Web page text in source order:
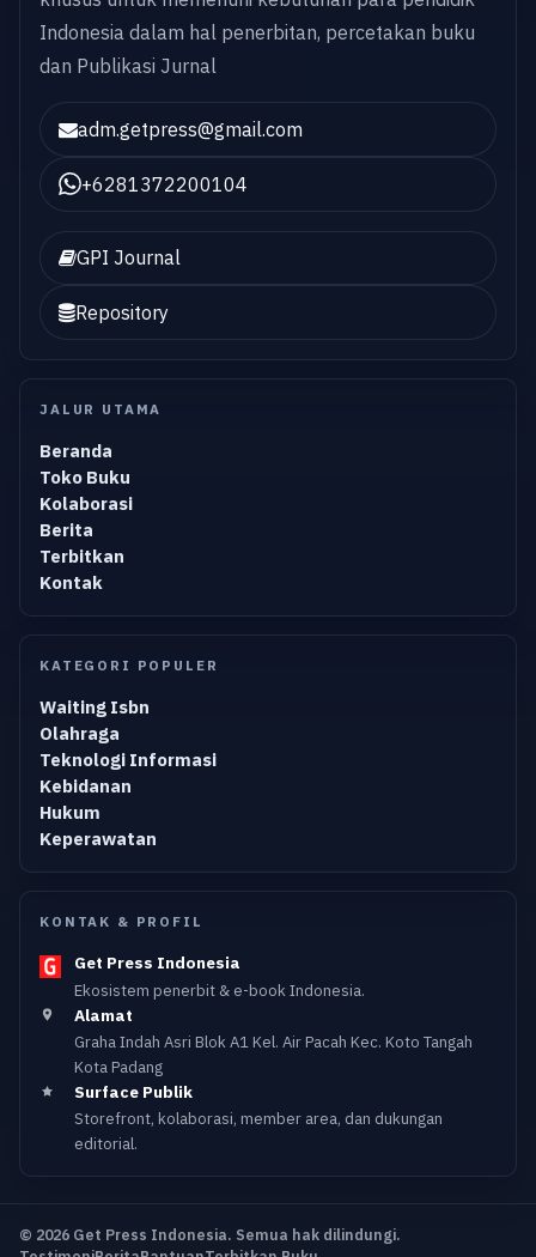
Indonesia dalam hal penerbitan, percetakan buku
dan Publikasi Jurnal
adm.getpress@gmail.com
+6281372200104
GPI Journal
Repository
JALUR UTAMA
Beranda
Toko Buku
Kolaborasi
Berita
Terbitkan
Kontak
KATEGORI POPULER
Waiting Isbn
Olahraga
Teknologi Informasi
Kebidanan
Hukum
Keperawatan
KONTAK & PROFIL
Get Press Indonesia
Ekosistem penerbit & e-book Indonesia.
Alamat
Graha Indah Asri Blok A1 Kel. Air Pacah Kec. Koto Tangah
Kota Padang
Surface Publik
Storefront, kolaborasi, member area, dan dukungan
editorial.
© 2026 Get Press Indonesia. Semua hak dilindungi.